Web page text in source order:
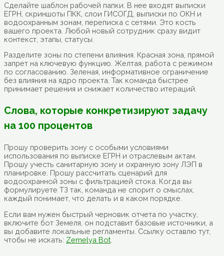
Сделайте шаблон рабочей папки. В нее входят выписки
ЕГРН, скриншоты ПКК, слои ГИСОГД, выписки по ОКН и
водоохранным зонам, переписка с сетями. Это кость
вашего проекта. Любой новый сотрудник сразу видит
контекст, этапы, статусы.
Разделите зоны по степени влияния. Красная зона, прямой
запрет на ключевую функцию. Желтая, работа с режимом
по согласованию. Зеленая, информативное ограничение
без влияния на ядро проекта. Так команда быстрее
принимает решения и снижает количество итераций.
Слова, которые конкретизируют задачу
на 100 процентов
Прошу проверить зону с особыми условиями
использования по выписке ЕГРН и отраслевым актам.
Прошу учесть санитарную зону и охранную зону ЛЭП в
планировке. Прошу рассчитать сценарий для
водоохранной зоны с фильтрацией стока. Когда вы
формулируете ТЗ так, команда не спорит о смыслах,
каждый понимает, что делать и в каком порядке.
Если вам нужен быстрый черновик отчета по участку,
включите бот Земеля, он подставит базовые источники, а
вы добавите локальные регламенты. Ссылку оставлю тут,
чтобы не искать: Zemelya Bot